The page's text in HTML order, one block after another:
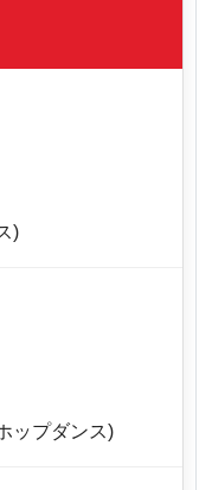
)
ップダンス)